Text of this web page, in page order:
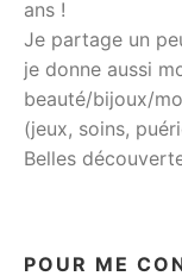
ans !
Je partage un
je donne aussi
beauté/bijoux/
(jeux, soins,
Belles
POUR ME